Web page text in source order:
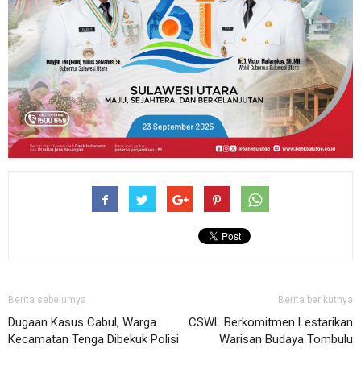
Berita sebelumya
Dugaan Kasus Cabul, Warga
Kecamatan Tenga Dibekuk Polisi
Berita berikutnya
CSWL Berkomitmen Lestarikan
Warisan Budaya Tombulu